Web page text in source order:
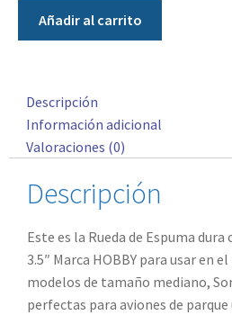
Añadir al carrito
Descripción
Información adicional
Valoraciones (0)
Descripción
Este es la Rueda de Espuma
3.5″ Marca HOBBY para usar en
modelos de tamaño mediano,
perfectas para aviones de